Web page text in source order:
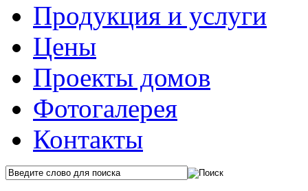
Продукция и услуги
Цены
Проекты домов
Фотогалерея
Контакты